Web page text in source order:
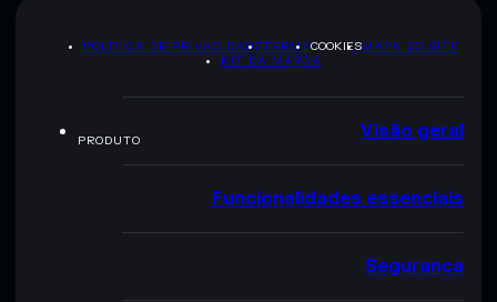
POLÍTICA DE PRIVACIDADETERMSCOOKIESMAPA DO SITE
KIT DA MARCA
PRODUTO Visão geral
Funcionalidades essenciais
Segurança